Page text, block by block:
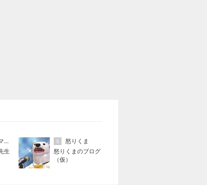
アンパンマン先生の映画講座
生
5
怒りくま
怒りくまのブログ
（仮）